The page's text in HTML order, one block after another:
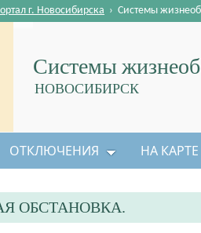
Системы
НОВОСИБИРСК
г. Новосибирска › Системы
ОТКЛЮЧЕНИЯ НА КАРТЕ
ОБСТАНОВКА.